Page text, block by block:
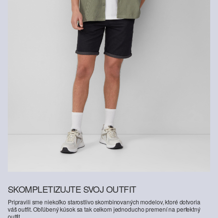
Vlákno s certifikátom udržateľnosti
V oblasti vlákien s certifikátom udržateľnosti sa zasadzujeme o
používanie prírodných vlákien z obnoviteľných zdrojov. Ich suroviny
sú pestované spôsobom šetriacim zdroje.
Podporujeme iniciatívu Better Cotton: Rozhodnutím siahnuť po
našich bavlnených výrobkoch podporíte našu investíciu do
poslania Better Cotton, cieľom ktorého je pomáhať komunitám v ich
zotrvaní a prosperite; a zároveň chrániť a obnovovať životné
prostredie. Poslanie Better Cotton podporuje poľnohospodárske
komunity zo sociálneho, environmentálneho a ekonomického
hľadiska tým, že zaškoľuje osoby aktívne v poľnohospodárskom
odvetví do udržateľnejších poľnohospodárskych postupov. Tento
výrobok sa vyrába prostredníctvom systému hmotnostnej bilancie,
a preto nemusí obsahovať lepšiu bavlnu, tzv. „better cotton“. Viac
SKOMPLETIZUJTE SVOJ OUTFIT
Pripravili sme niekoľko starostlivo skombinovaných modelov, ktoré dotvoria
váš outfit. Obľúbený kúsok sa tak celkom jednoducho premení na perfektný